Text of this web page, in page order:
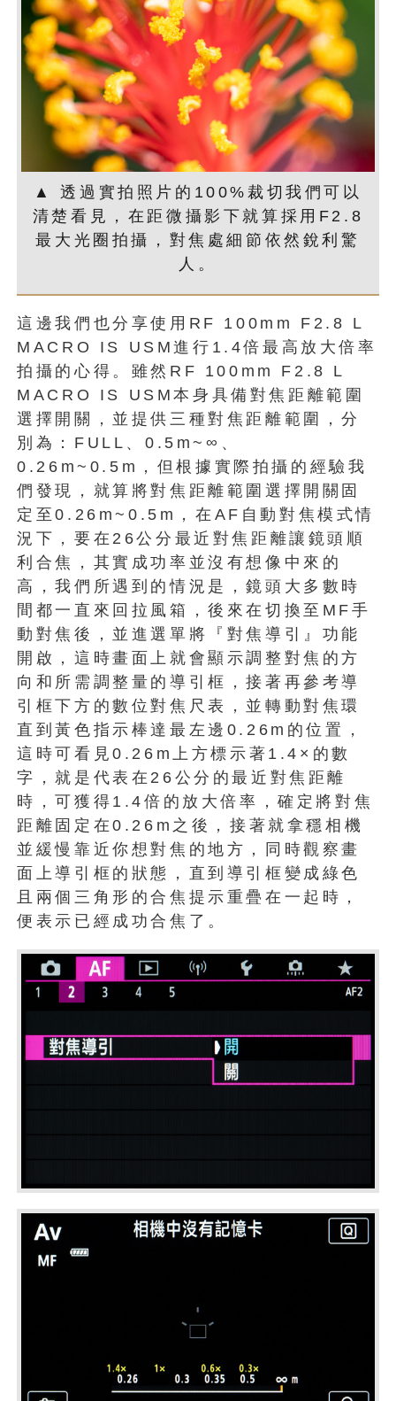
▲ 透過實拍照片的100%裁切我們可以
清楚看見，在距微攝影下就算採用F2.8
最大光圈拍攝，對焦處細節依然銳利驚
人。
這邊我們也分享使用RF 100mm F2.8 L
MACRO IS USM進行1.4倍最高放大倍率
拍攝的心得。雖然RF 100mm F2.8 L
MACRO IS USM本身具備對焦距離範圍
選擇開關，並提供三種對焦距離範圍，分
別為：FULL、0.5m~∞、
0.26m~0.5m，但根據實際拍攝的經驗我
們發現，就算將對焦距離範圍選擇開關固
定至0.26m~0.5m，在AF自動對焦模式情
況下，要在26公分最近對焦距離讓鏡頭順
利合焦，其實成功率並沒有想像中來的
高，我們所遇到的情況是，鏡頭大多數時
間都一直來回拉風箱，後來在切換至MF手
動對焦後，並進選單將『對焦導引』功能
開啟，這時畫面上就會顯示調整對焦的方
向和所需調整量的導引框，接著再參考導
引框下方的數位對焦尺表，並轉動對焦環
直到黃色指示棒達最左邊0.26m的位置，
這時可看見0.26m上方標示著1.4×的數
字，就是代表在26公分的最近對焦距離
時，可獲得1.4倍的放大倍率，確定將對焦
距離固定在0.26m之後，接著就拿穩相機
並緩慢靠近你想對焦的地方，同時觀察畫
面上導引框的狀態，直到導引框變成綠色
且兩個三角形的合焦提示重疊在一起時，
便表示已經成功合焦了。